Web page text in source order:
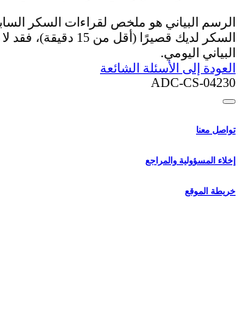
الرسم البياني هو ملخص لقراءات السكر
السكر لديك قصيرًا (أقل من
البياني اليومي.
العودة إلى الأسئلة الشائعة
ADC-CS-04230
تواصل معنا
إخلاء المسؤولية والمراجع
خريطة الموقع